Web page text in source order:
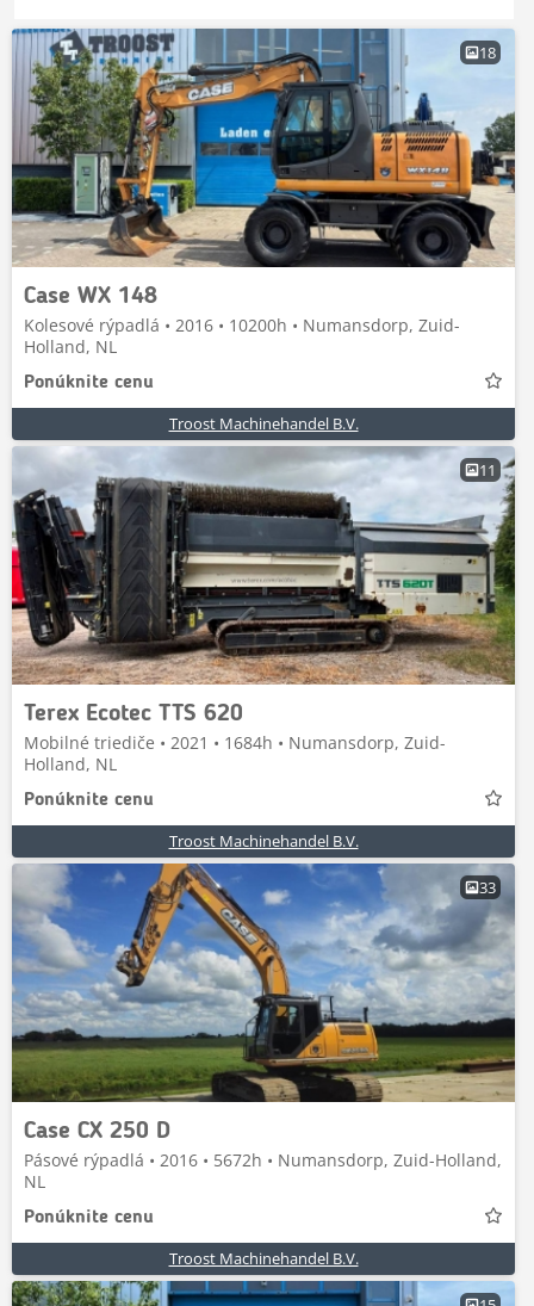
18
Case WX 148
Kolesové rýpadlá • 2016 • 10200h • Numansdorp, Zuid-
Holland, NL
Ponúknite cenu
Troost Machinehandel B.V.
11
Terex Ecotec TTS 620
Mobilné triediče • 2021 • 1684h • Numansdorp, Zuid-
Holland, NL
Ponúknite cenu
Troost Machinehandel B.V.
33
Case CX 250 D
Pásové rýpadlá • 2016 • 5672h • Numansdorp, Zuid-Holland,
NL
Ponúknite cenu
Troost Machinehandel B.V.